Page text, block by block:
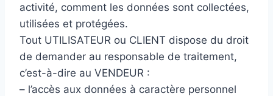
activité, comment les données sont collectées,
utilisées et protégées.
Tout UTILISATEUR ou CLIENT dispose du droit
de demander au responsable de traitement,
c’est-à-dire au VENDEUR :
– l’accès aux données à caractère personnel